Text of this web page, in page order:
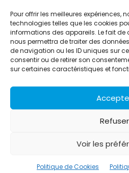
Pour offrir les meilleures expériences,
technologies telles que les cookies
informations des appareils. Le fait
nous permettra de traiter des
de navigation ou les ID uniques sur
consentir ou de retirer son
sur certaines caractéristiques et
Refuser
Voir les
Politique de Cookies
Alternative Média est une
relations publiques basée à
pilote des stratégies de visibilité en
grâce à un réseau
Contact International
Politique de confidentialité